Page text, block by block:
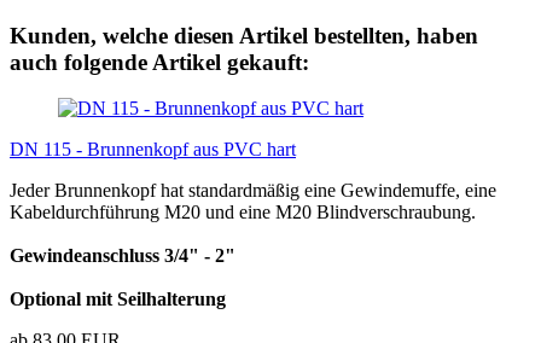
Kunden, welche diesen Artikel bestellten, haben
auch folgende Artikel gekauft:
DN 115 - Brunnenkopf aus PVC hart
Jeder Brunnenkopf hat standardmäßig eine Gewindemuffe, eine
Kabeldurchführung M20 und eine M20 Blindverschraubung.
Gewindeanschluss 3/4" - 2"
Optional mit Seilhalterung